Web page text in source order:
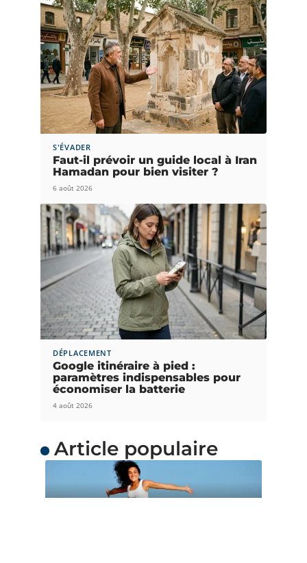
S'ÉVADER
Faut-il prévoir un guide local à Iran
Hamadan pour bien visiter ?
6 août 2026
DÉPLACEMENT
Google itinéraire à pied :
paramètres indispensables pour
économiser la batterie
4 août 2026
Article populaire
ACTUS